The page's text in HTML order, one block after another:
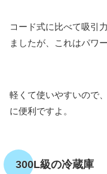
コード式に比べて吸引
ましたが、これはパワ
軽くて使いやすいので
に便利ですよ。
300L級の冷蔵庫